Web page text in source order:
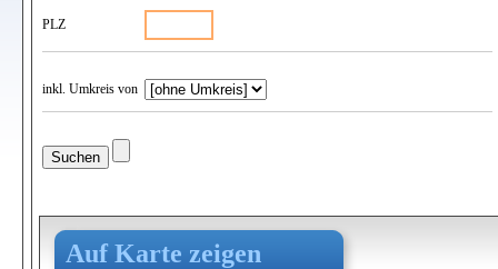
PLZ
inkl. Umkreis von
Auf Karte zeigen